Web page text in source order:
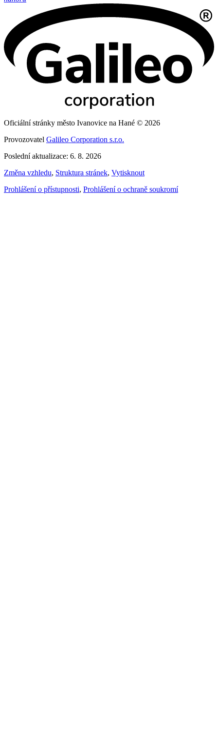
Oficiální stránky město Ivanovice na Hané © 2026
Provozovatel Galileo Corporation s.r.o.
Poslední aktualizace: 6. 8. 2026
Změna vzhledu, Struktura stránek, Vytisknout
Prohlášení o přístupnosti, Prohlášení o ochraně soukromí